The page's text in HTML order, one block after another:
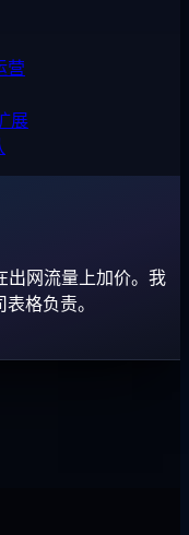
营
展
出网流量上加价。我
格负责。